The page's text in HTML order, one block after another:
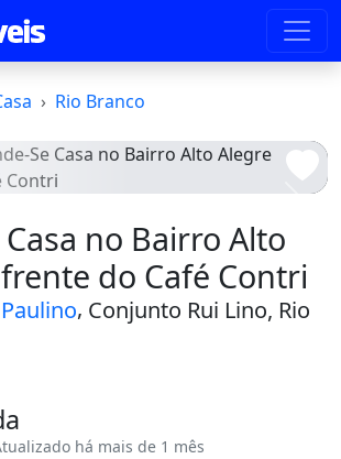
Rio Branco
no Bairro Alto
do Café Contri
, Conjunto Rui Lino, Rio
há mais de 1 mês